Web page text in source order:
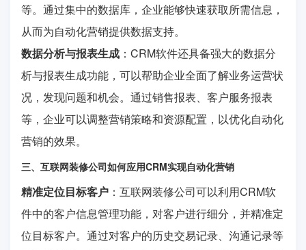
等。通过集中的数据库，企业能够快速获取所需信息，
从而为自动化营销提供数据支持。
数据分析与报表生成 ：CRM软件还具备强大的数据分
析与报表生成功能，可以帮助企业全面了解业务运营状
况，发现问题和机会。通过销售报表、客户服务报表
等，企业可以调整营销策略和资源配置，以优化自动化
营销的效果。
三、互联网装修公司如何应用CRM实现自动化营销
精准定位目标客户 ：互联网装修公司可以利用CRM软
件中的客户信息管理功能，对客户进行细分，并精准定
位目标客户。通过对客户的历史交易记录、沟通记录等